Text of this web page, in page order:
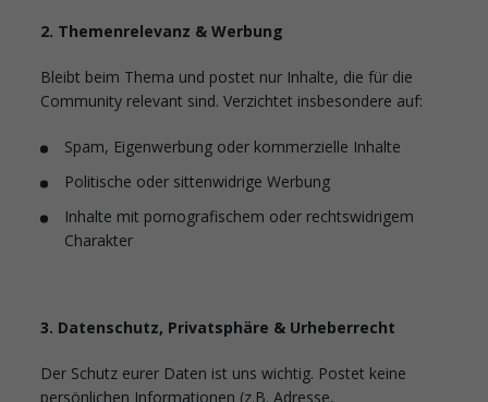
2. Themenrelevanz & Werbung
Bleibt beim Thema und postet nur Inhalte, die für die
Community relevant sind. Verzichtet insbesondere auf:
Spam, Eigenwerbung oder kommerzielle Inhalte
Politische oder sittenwidrige Werbung
Inhalte mit pornografischem oder rechtswidrigem
Charakter
3. Datenschutz, Privatsphäre & Urheberrecht
Der Schutz eurer Daten ist uns wichtig. Postet keine
persönlichen Informationen (z.B. Adresse,